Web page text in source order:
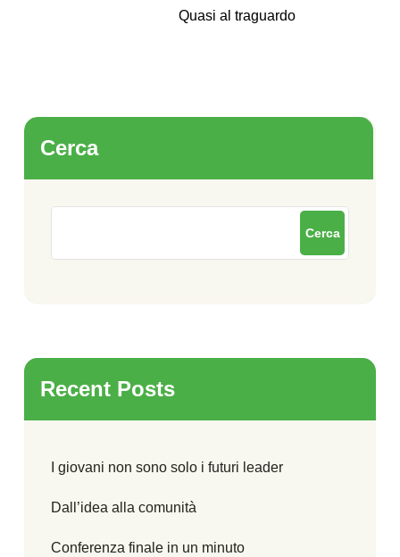
Quasi al traguardo
Cerca
Cerca
Recent Posts
I giovani non sono solo i futuri leader
Dall’idea alla comunità
Conferenza finale in un minuto